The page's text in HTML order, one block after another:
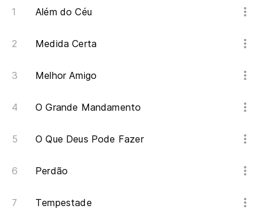
Além do Céu
Medida Certa
Melhor Amigo
O Grande Mandamento
O Que Deus Pode Fazer
Perdão
Tempestade